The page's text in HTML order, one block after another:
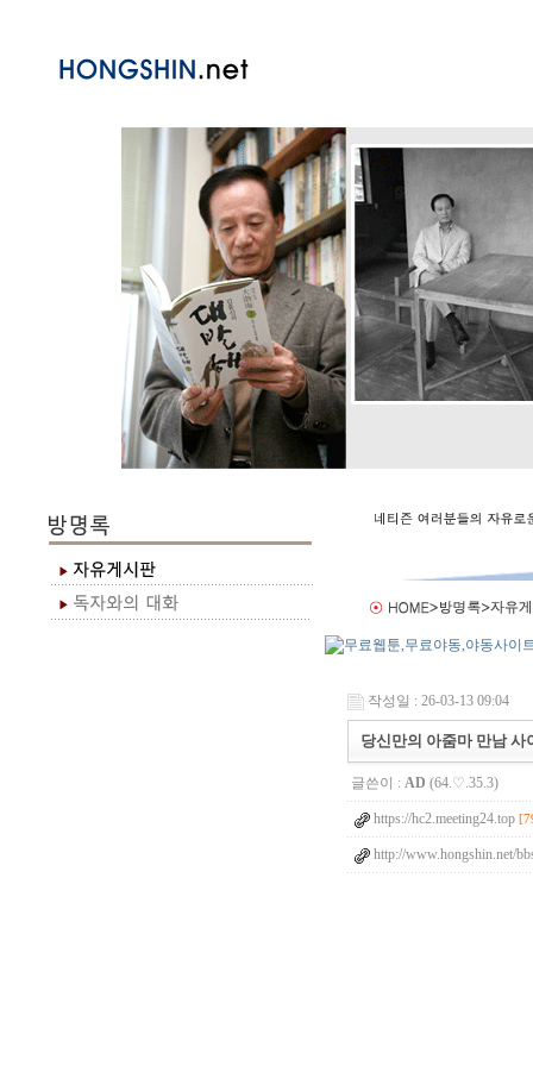
작성일 : 26-03-13 09:04
당신만의 아줌마 만남 사
글쓴이 : AD (64.♡.35.3)
https://hc2.meeting24.top
http://www.hongshin.net/